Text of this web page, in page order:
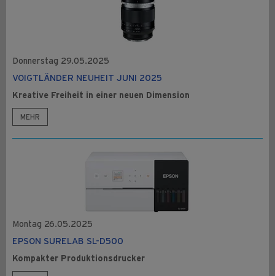
VOIGTLÄNDER NEUHEIT JUNI 2025
Kreative Freiheit in einer neuen Dimension
MEHR
Donnerstag 29.05.2025
EPSON SURELAB SL-D500
Kompakter Produktionsdrucker
Montag 26.05.2025